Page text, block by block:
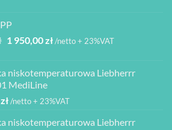
840,00 zł
080,00 zł
Pierwotna
2
000,00 zł.
1 950,00złAktualna
1
/netto + 23%VAT
niskotemperaturowa Liebherrr
MediLine
zł/netto + 23%VAT
niskotemperaturowa Liebherrr